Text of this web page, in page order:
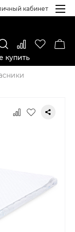
кабинет
купить